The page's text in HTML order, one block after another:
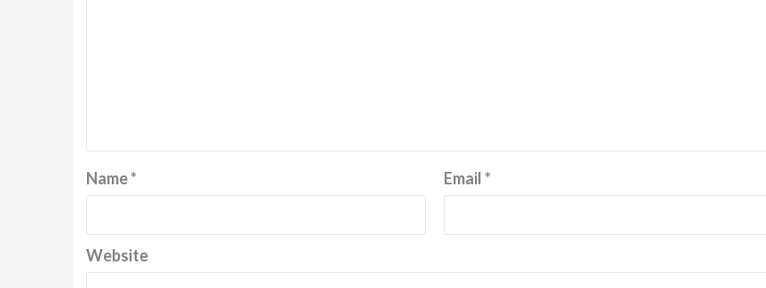
Name* Email*
Website